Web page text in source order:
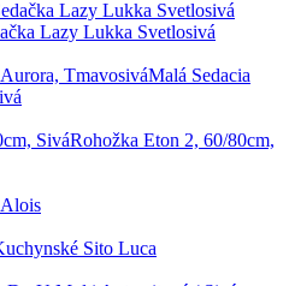
Lazy Lukka Svetlosivá
Malá Sedacia
Rohožka Eton 2, 60/80cm,
Sito Luca